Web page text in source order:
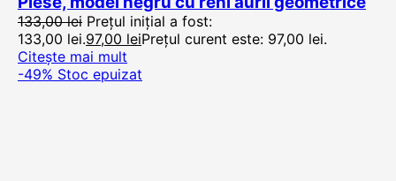
133,00lei Prețul inițial a fost:
133,00 lei.97,00 leiPrețul curent este: 97,00 lei.
Citește mai mult
-49% Stoc epuizat